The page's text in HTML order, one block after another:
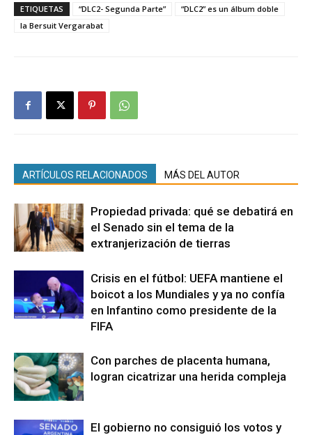
ETIQUETAS “DLC2- Segunda Parte”
“DLC2” es un álbum doble
la Bersuit Vergarabat
ARTÍCULOS RELACIONADOS MÁS DEL AUTOR
Propiedad privada: qué se debatirá en
el Senado sin el tema de la
extranjerización de tierras
Crisis en el fútbol: UEFA mantiene el
boicot a los Mundiales y ya no confía
en Infantino como presidente de la
FIFA
Con parches de placenta humana,
logran cicatrizar una herida compleja
El gobierno no consiguió los votos y